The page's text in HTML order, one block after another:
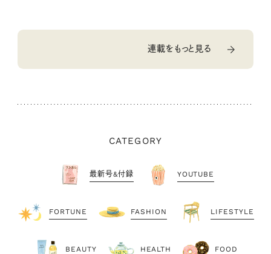
連載をもっと見る
CATEGORY
最新号&付録 YOUTUBE
FORTUNE FASHION LIFESTYLE
BEAUTY HEALTH FOOD